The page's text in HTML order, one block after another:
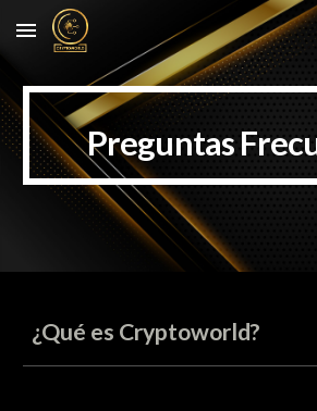
Skip to main content
Preguntas
¿Qué es Cryptoworld?